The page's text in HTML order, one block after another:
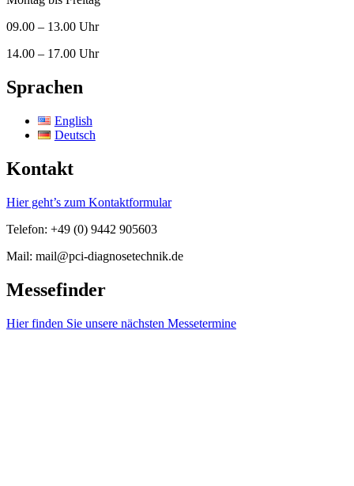
09.00 – 13.00 Uhr
14.00 – 17.00 Uhr
Sprachen
English
Deutsch
Kontakt
Hier geht’s zum Kontaktformular
Telefon: +49 (0) 9442 905603
Mail: mail@pci-diagnosetechnik.de
Messefinder
Hier finden Sie unsere nächsten Messetermine